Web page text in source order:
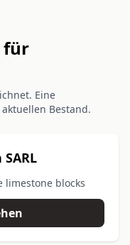
für
Eine
Bestand.
limestone blocks